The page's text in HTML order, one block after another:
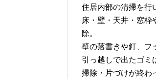
住居内部の清掃を行
床・壁・天井・窓枠
除。
壁の落書きや釘、フ
引っ越しで出たゴミ
掃除・片づけが終わ